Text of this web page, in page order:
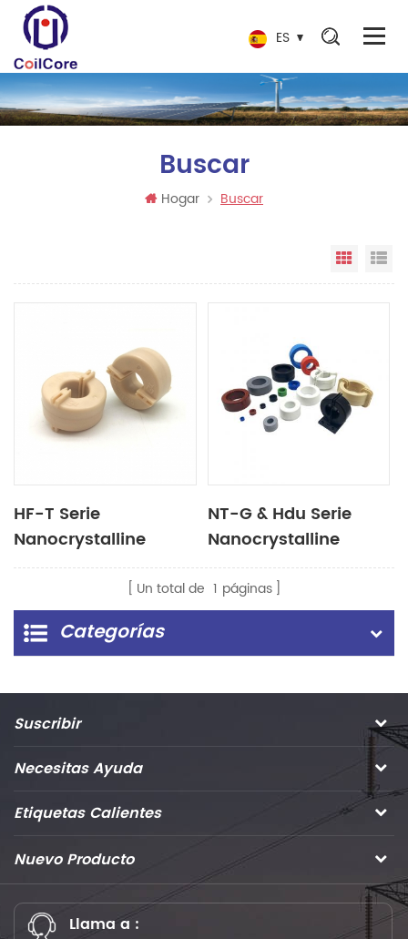
ES
Buscar
Hogar Buscar
Vista
HF-T Serie
Nanocrystalline
Núcleo para alta
frecuencia & Modo
común de alta
impedancia ahogado
NT-G & Hdu Serie
Nanocrystalline
Núcleo para el
estrangulador de
modo común
Un total de 1 páginas
Categorías
Suscribir
Necesitas Ayuda
Etiquetas Calientes
Nuevo Producto
Llama a :